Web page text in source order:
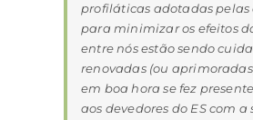
profiláticas adotadas
para minimizar os efeitos
entre nós estão sendo
renovadas (ou
em boa hora se fez
aos devedores do ES com a